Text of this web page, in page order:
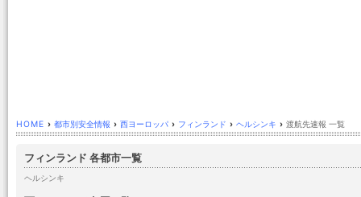
HOME › 都市別安全情報 › 西ヨーロッパ › フィンランド › ヘルシンキ › 渡航先速報 一覧
フィンランド 各都市一覧
ヘルシンキ